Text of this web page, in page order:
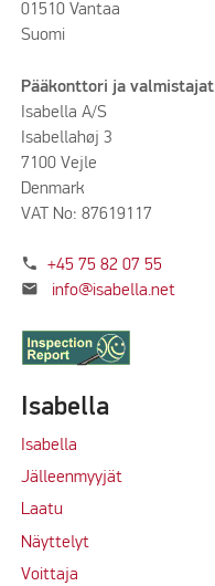
01510 Vantaa
Suomi
Pääkonttori ja valmistajat
Isabella A/S
Isabellahøj 3
7100 Vejle
Denmark
VAT No: 87619117
phone +45 75 82 07 55
mail info@isabella.net
Isabella
Isabella
Jälleenmyyjät
Laatu
Näyttelyt
Voittaja